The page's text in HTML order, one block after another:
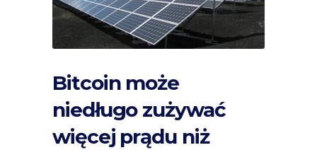
Bitcoin może
niedługo zużywać
więcej prądu niż